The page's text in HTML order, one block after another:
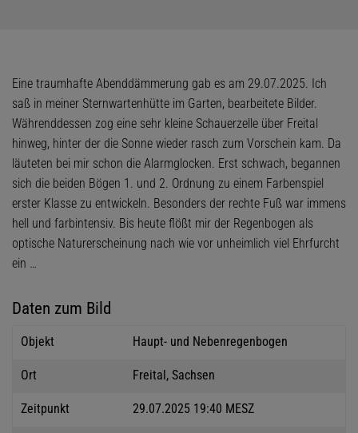
Eine traumhafte Abenddämmerung gab es am 29.07.2025. Ich
saß in meiner Sternwartenhütte im Garten, bearbeitete Bilder.
Währenddessen zog eine sehr kleine Schauerzelle über Freital
hinweg, hinter der die Sonne wieder rasch zum Vorschein kam. Da
läuteten bei mir schon die Alarmglocken. Erst schwach, begannen
sich die beiden Bögen 1. und 2. Ordnung zu einem Farbenspiel
erster Klasse zu entwickeln. Besonders der rechte Fuß war immens
hell und farbintensiv. Bis heute flößt mir der Regenbogen als
optische Naturerscheinung nach wie vor unheimlich viel Ehrfurcht
ein …
Daten zum Bild
Objekt Haupt- und Nebenregenbogen
Ort Freital, Sachsen
Zeitpunkt 29.07.2025 19:40 MESZ